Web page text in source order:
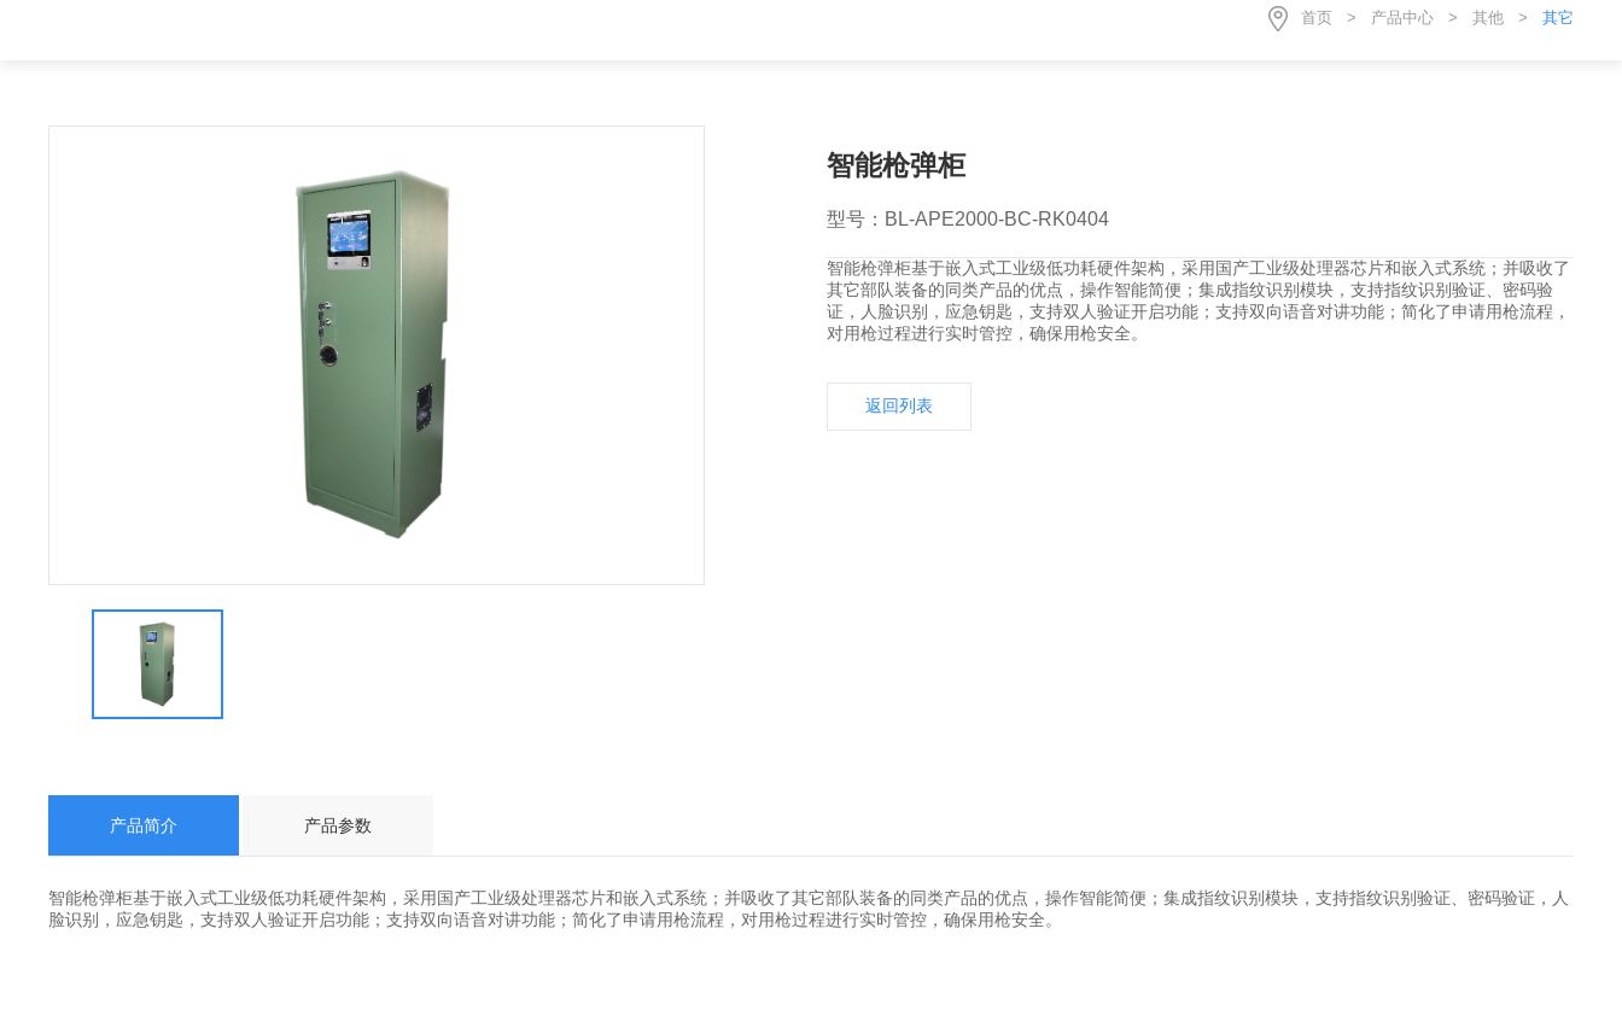
首页 > 产品中心 > 其他 > 其它
智能枪弹柜
型号：BL-APE2000-BC-RK0404
智能枪弹柜基于嵌入式工业级低功耗硬件架构，采用国产工业级处理器芯片和嵌入式系统；并吸收了
其它部队装备的同类产品的优点，操作智能简便；集成指纹识别模块，支持指纹识别验证、密码验
证，人脸识别，应急钥匙，支持双人验证开启功能；支持双向语音对讲功能；简化了申请用枪流程，
对用枪过程进行实时管控，确保用枪安全。
返回列表
产品简介 产品参数
智能枪弹柜基于嵌入式工业级低功耗硬件架构，采用国产工业级处理器芯片和嵌入式系统；并吸收了其它部队装备的同类产品的优点，操作智能简便；集成指纹识别模块，支持指纹识别验证、密码验证，人
脸识别，应急钥匙，支持双人验证开启功能；支持双向语音对讲功能；简化了申请用枪流程，对用枪过程进行实时管控，确保用枪安全。